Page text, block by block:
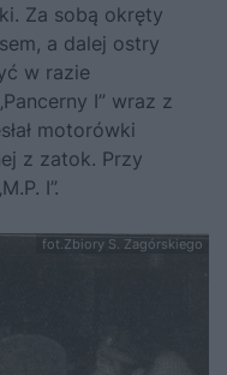
Za sobą okręty
a dalej ostry
w razie
I” wraz z
motorówki
z zatok. Przy
I”.
fot.Zbiory S. Zagórskiego